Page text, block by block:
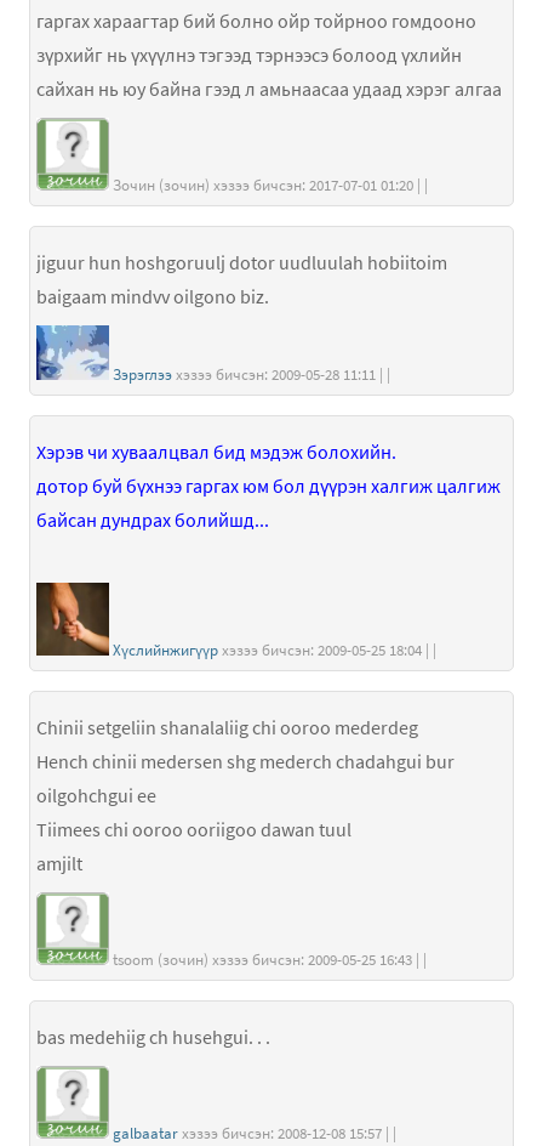
гаргах хараагтар бий болно ойр тойрноо гомдооно
зүрхийг нь үхүүлнэ тэгээд тэрнээсэ болоод үхлийн
сайхан нь юу байна гээд л амьнаасаа удаад хэрэг алгаа
Зочин (зочин) хэзээ бичсэн: 2017-07-01 01:20 | |
jiguur hun hoshgoruulj dotor uudluulah hobiitoim
baigaam mindvv oilgono biz.
Зэрэглээ хэзээ бичсэн: 2009-05-28 11:11 | |
Хэрэв чи хуваалцвал бид мэдэж болохийн.
дотор буй бүхнээ гаргах юм бол дүүрэн халгиж цалгиж
байсан дундрах болийшд...
Хүслийнжигүүр хэзээ бичсэн: 2009-05-25 18:04 | |
Chinii setgeliin shanalaliig chi ooroo mederdeg
Hench chinii medersen shg mederch chadahgui bur
oilgohchgui ee
Tiimees chi ooroo ooriigoo dawan tuul
amjilt
tsoom (зочин) хэзээ бичсэн: 2009-05-25 16:43 | |
bas medehiig ch husehgui. . .
galbaatar хэзээ бичсэн: 2008-12-08 15:57 | |